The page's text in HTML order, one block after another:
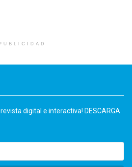
digital e interactiva! DESCARGA